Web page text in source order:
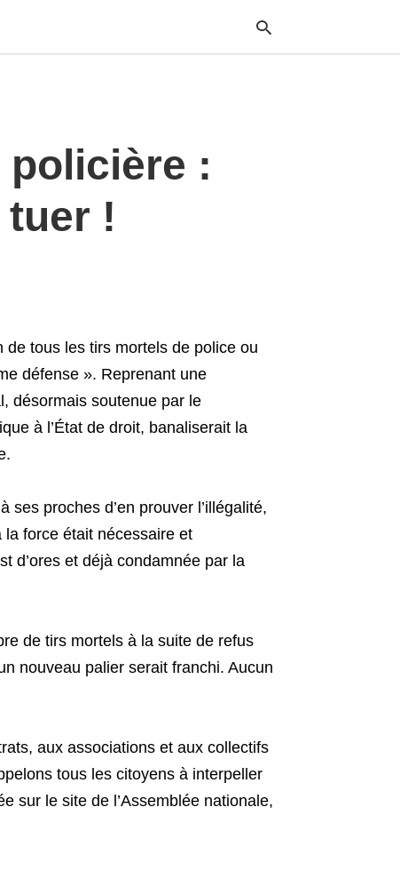
:
!
de tous les tirs mortels de police ou
défense ». Reprenant une
désormais soutenue par le
à l’État de droit, banaliserait la
proches d’en prouver l’illégalité,
la force était nécessaire et
d’ores et déjà condamnée par la
de tirs mortels à la suite de refus
nouveau palier serait franchi. Aucun
aux associations et aux collectifs
tous les citoyens à interpeller
sur le site de l’Assemblée nationale,